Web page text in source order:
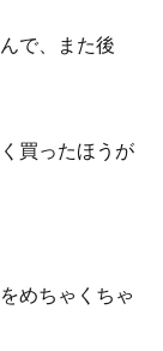
で、また後
買ったほうが
めちゃくちゃ